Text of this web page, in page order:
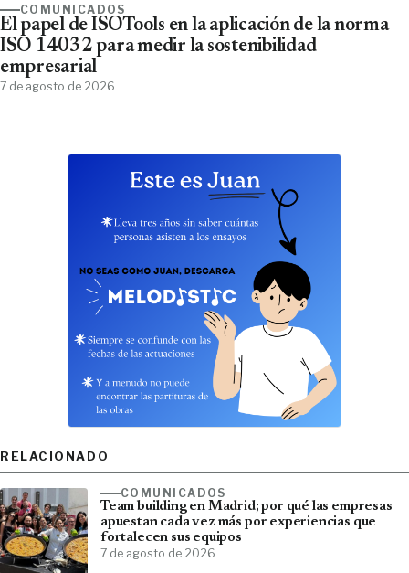
COMUNICADOS
El papel de ISOTools en la aplicación de la norma
ISO 14032 para medir la sostenibilidad
empresarial
7 de agosto de 2026
RELACIONADO
COMUNICADOS
Team building en Madrid; por qué las empresas
apuestan cada vez más por experiencias que
fortalecen sus equipos
7 de agosto de 2026